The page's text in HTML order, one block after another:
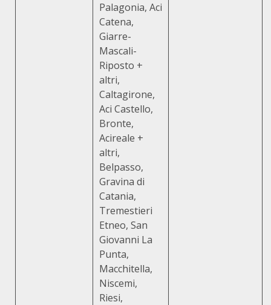
Palagonia, Aci
Catena,
Giarre-
Mascali-
Riposto +
altri,
Caltagirone,
Aci Castello,
Bronte,
Acireale +
altri,
Belpasso,
Gravina di
Catania,
Tremestieri
Etneo, San
Giovanni La
Punta,
Macchitella,
Niscemi,
Riesi,